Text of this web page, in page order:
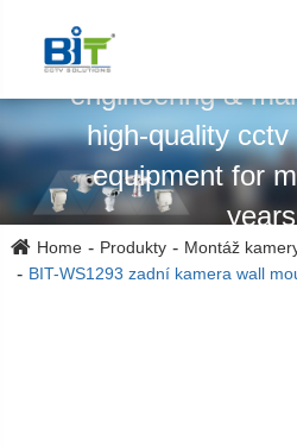
Specializuje se
engineering &
high-quality
equipment for
Home Produkty
Montáž
BIT-WS1293 zadní kamera wall